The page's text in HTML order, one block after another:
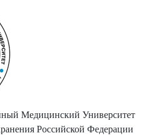
Медицинский Университет
Российской Федерации